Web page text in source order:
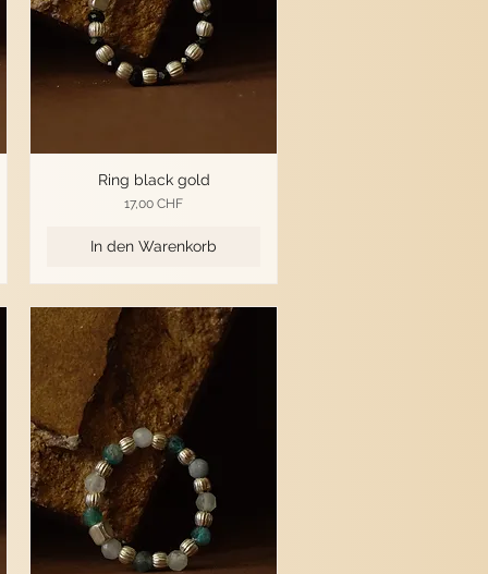
Ring black gold
Preis
17,00 CHF
In den Warenkorb